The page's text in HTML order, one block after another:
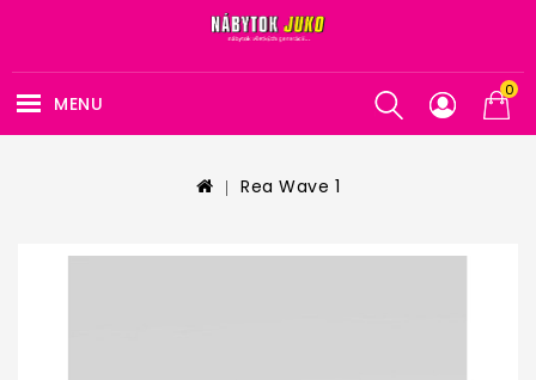
0
MENU
Rea Wave 1